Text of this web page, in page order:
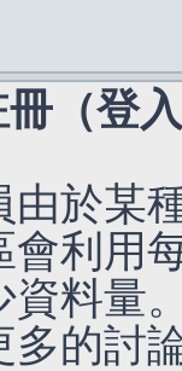
（登
由於某
會利用
資料量
多的討